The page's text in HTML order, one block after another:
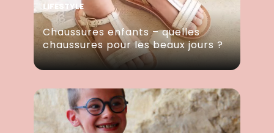
LIFESTYLE
Chaussures enfants – quelles
chaussures pour les beaux jours ?